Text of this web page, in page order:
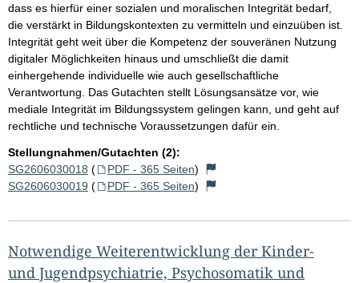
dass es hierfür einer sozialen und moralischen Integrität bedarf,
die verstärkt in Bildungskontexten zu vermitteln und einzuüben ist.
Integrität geht weit über die Kompetenz der souveränen Nutzung
digitaler Möglichkeiten hinaus und umschließt die damit
einhergehende individuelle wie auch gesellschaftliche
Verantwortung. Das Gutachten stellt Lösungsansätze vor, wie
mediale Integrität im Bildungssystem gelingen kann, und geht auf
rechtliche und technische Voraussetzungen dafür ein.
Stellungnahmen/Gutachten (2):
SG2606030018 ( PDF - 365 Seiten)
SG2606030019 ( PDF - 365 Seiten)
Notwendige Weiterentwicklung der Kinder-
und Jugendpsychiatrie, Psychosomatik und